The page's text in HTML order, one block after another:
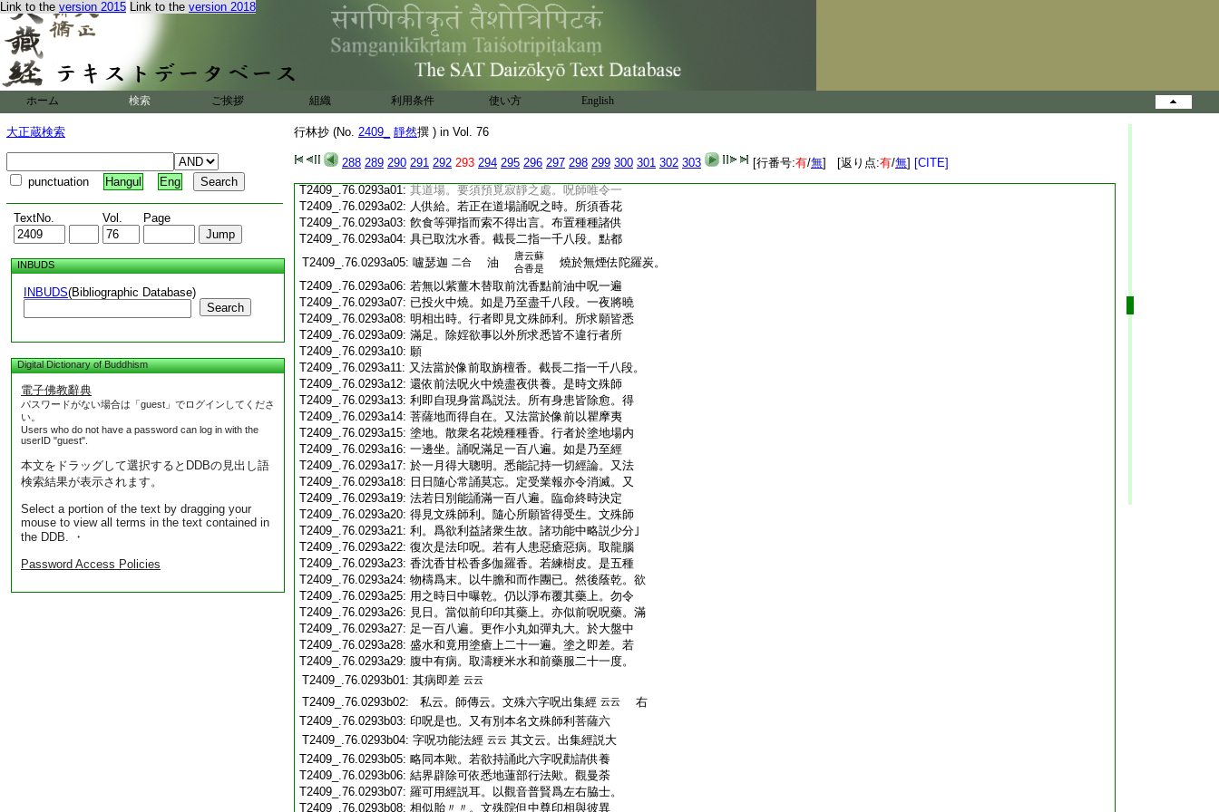
Link to the version 2015 Link to the version 2018
ホーム 検索 ご挨拶 組織 利用条件 使い方 English
大正蔵検索
punctuation Hangul Eng
TextNo. Vol. Page
INBUDS
INBUDS(Bibliographic Database)
Search
Digital Dictionary of Buddhism
電子佛教辭典
パスワードがない場合は「guest」でログインしてくださ
い。
Users who do not have a password can log in with the
userID "guest".
本文をドラッグして選択するとDDBの見出し語
検索結果が表示されます。
Select a portion of the text by dragging your
mouse to view all terms in the text contained in
the DDB. ・
Password Access Policies
行林抄 (No. 2409_ 靜然撰 ) in Vol. 76
288 289 290 291 292 293 294 295 296 297 298 299 300 301 302 303 [行番号:有/無] [返り点:有/無] [CITE]
T2409_.76.0292c19:文殊師利之上於虚空中。兩邊各作蘇陀會
T2409_.76.0292c20: 天。手執花鬘。在空雲内唯現半身。手垂花鬘。
T2409_.76.0292c21:於文殊師利像下右邊畫作。受持呪者右膝
T2409_.76.0292c22:
著地。手執香鑪。其文殊師利等下遍畫作池
水。其菩薩像兩邊各畫作山峯形。其畫師自
T2409_.76.0292c24:從座起首欲畫之時。日日與授八關齊戒。香
T2409_.76.0292c25:湯洗浴。著新淨衣。然後畫作。乃至畫畢當覓
T2409_.76.0292c26:有佛舍利塔處。即安文殊師利像。在塔西面
T2409_.76.0292c27:像面向西。若無大塔應以小塔。安置文殊師
T2409_.76.0292c28: 利像後以面向西。設種種香花種種飮食及
T2409_.76.0293a01: 其道場。要須預覓寂靜之處。呪師唯令一
T2409_.76.0293a02: 人供給。若正在道場誦呪之時。所須香花
T2409_.76.0293a03: 飮食等彈指而索不得出言。布置種種諸供
T2409_.76.0293a04: 具已取沈水香。截長二指一千八段。點都
T2409_.76.0293a05: 嚧瑟迦 二合 油
唐云蘇
合香是
燒於無煙佉陀羅炭。
T2409_.76.0293a06: 若無以紫薑木替取前沈香點前油中呪一遍
T2409_.76.0293a07: 已投火中燒。如是乃至盡千八段。一夜將曉
T2409_.76.0293a08: 明相出時。行者即見文殊師利。所求願皆悉
T2409_.76.0293a09: 滿足。除婬欲事以外所求悉皆不違行者所
T2409_.76.0293a10: 願
T2409_.76.0293a11: 又法當於像前取旃檀香。截長二指一千八段。
T2409_.76.0293a12: 還依前法呪火中燒盡夜供養。是時文殊師
T2409_.76.0293a13: 利即自現身當爲説法。所有身患皆除愈。得
T2409_.76.0293a14: 菩薩地而得自在。又法當於像前以瞿摩夷
T2409_.76.0293a15: 塗地。散衆名花燒種種香。行者於塗地場内
T2409_.76.0293a16: 一邊坐。誦呪滿足一百八遍。如是乃至經
T2409_.76.0293a17: 於一月得大聰明。悉能記持一切經論。又法
T2409_.76.0293a18: 日日隨心常誦莫忘。定受業報亦令消滅。又
T2409_.76.0293a19: 法若日別能誦滿一百八遍。臨命終時決定
T2409_.76.0293a20: 得見文殊師利。隨心所願皆得受生。文殊師
T2409_.76.0293a21: 利。爲欲利益諸衆生故。諸功能中略説少分｣
T2409_.76.0293a22: 復次是法印呪。若有人患惡瘡惡病。取龍腦
T2409_.76.0293a23: 香沈香甘松香多伽羅香。若練樹皮。是五種
T2409_.76.0293a24: 物檮爲末。以牛膽和而作團已。然後蔭乾。欲
T2409_.76.0293a25: 用之時日中曝乾。仍以淨布覆其藥上。勿令
T2409_.76.0293a26: 見日。當似前印印其藥上。亦似前呪呪藥。滿
T2409_.76.0293a27: 足一百八遍。更作小丸如彈丸大。於大盤中
T2409_.76.0293a28: 盛水和竟用塗瘡上二十一遍。塗之即差。若
T2409_.76.0293a29: 腹中有病。取濤粳米水和前藥服二十一度。
T2409_.76.0293b01: 其病即差 云云
T2409_.76.0293b02: 私云。師傳云。文殊六字呪出集經 云云
右
T2409_.76.0293b03: 印呪是也。又有別本名文殊師利菩薩六
T2409_.76.0293b04: 字呪功能法經 云云 其文云。出集經説大
T2409_.76.0293b05: 略同本歟。若欲持誦此六字呪勸請供養
T2409_.76.0293b06: 結界辟除可依悉地蓮部行法歟。觀曼荼
T2409_.76.0293b07: 羅可用經説耳。以觀音普賢爲左右脇士。
T2409_.76.0293b08: 相似胎〃〃。文殊院但中尊印相與彼異